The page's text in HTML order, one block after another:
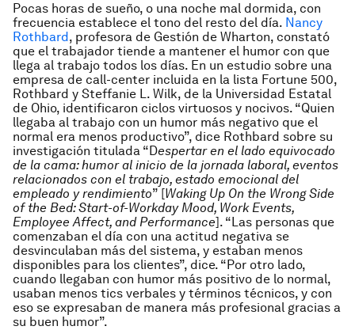
Pocas horas de sueño, o una noche mal dormida, con
frecuencia establece el tono del resto del día. Nancy
Rothbard, profesora de Gestión de Wharton, constató
que el trabajador tiende a mantener el humor con que
llega al trabajo todos los días. En un estudio sobre una
empresa de call-center incluida en la lista Fortune 500,
Rothbard y Steffanie L. Wilk, de la Universidad Estatal
de Ohio, identificaron ciclos virtuosos y nocivos. “Quien
llegaba al trabajo con un humor más negativo que el
normal era menos productivo”, dice Rothbard sobre su
investigación titulada “Despertar en el lado equivocado
de la cama: humor al inicio de la jornada laboral, eventos
relacionados con el trabajo, estado emocional del
empleado y rendimiento” [Waking Up On the Wrong Side
of the Bed: Start-of-Workday Mood, Work Events,
Employee Affect, and Performance]. “Las personas que
comenzaban el día con una actitud negativa se
desvinculaban más del sistema, y estaban menos
disponibles para los clientes”, dice. “Por otro lado,
cuando llegaban con humor más positivo de lo normal,
usaban menos tics verbales y términos técnicos, y con
eso se expresaban de manera más profesional gracias a
su buen humor”.